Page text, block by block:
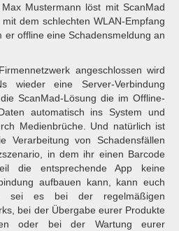
Mustermann löst mit ScanMad
dem schlechten WLAN-Empfang
er offline eine Schadensmeldung an
angeschlossen wird
wieder eine Server-Verbindung
ScanMad-Lösung die im Offline-
automatisch ins System und
Medienbrüche. Und natürlich ist
Verarbeitung von Schadensfällen
in dem ihr einen Barcode
die entsprechende App keine
aufbauen kann, kann euch
- sei es bei der regelmäßigen
bei der Übergabe eurer Produkte
oder bei der Wartung eurer